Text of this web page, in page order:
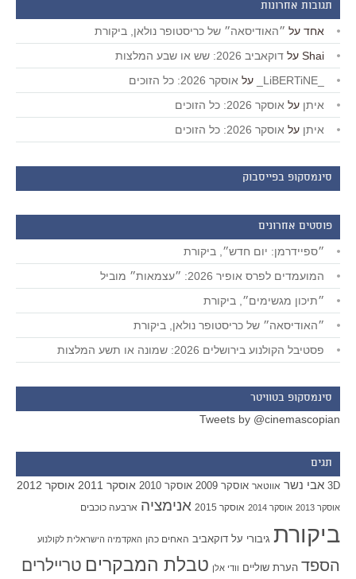
תגובות אחרונות
אחד על ״האודיסאה״ של כריסטופר נולאן, ביקורת
Shai על דוקאביב 2026: שש או שבע המלצות
על אוסקר 2026: כל הזוכים
איתן על אוסקר 2026: כל הזוכים
איתן על אוסקר 2026: כל הזוכים
סינמסקופ בפייסבוק
פוסטים אחרונים
״ספיידרמן: יום חדש״, ביקורת
המועמדים לפרס אופיר 2026: ״עצמאות״ מוביל
״תיכון מגשימים״, ביקורת
״האודיסאה״ של כריסטופר נולאן, ביקורת
פסטיבל הקולנוע בירושלים 2026: שמונה או תשע המלצות
סינמסקופ בטוויטר
Tweets by @cinemascopian
תגים
3D אבי נשר אווטאר אוסקר 2009 אוסקר 2010 אוסקר 2011 אוסקר 2012
אוסקר 2013 אוסקר 2014 אוסקר 2015 אנימציה ארבעה כוכבים
ביקורת גיבורי על דוקאביב האחים כהן האקדמיה הישראלית לקולנוע
הספד הערת שוליים וודי אלן טבלת המבקרים טריילרים